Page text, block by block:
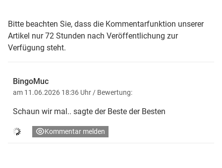
Bitte beachten Sie, dass die Kommentarfunktion unserer
Artikel nur 72 Stunden nach Veröffentlichung zur
Verfügung steht.
BingoMuc
am 11.06.2026 18:36 Uhr / Bewertung:
Schaun wir mal.. sagte der Beste der Besten
Kommentar melden